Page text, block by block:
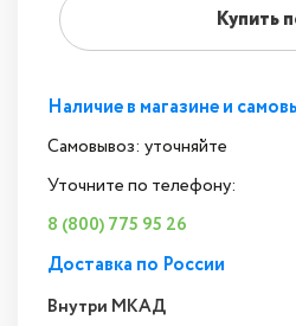
Купить
Наличие в магазине и
Самовывоз: уточняйте
Уточните по телефону:
8 (800) 775 95 26
Доставка по России
Внутри МКАД